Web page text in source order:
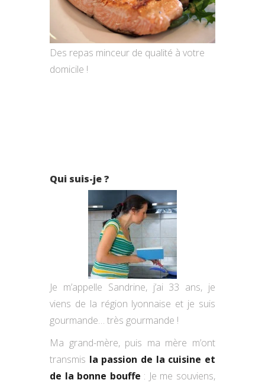
Des repas minceur de qualité à votre
domicile !
Qui suis-je ?
Je m’appelle Sandrine, j’ai 33 ans, je
viens de la région lyonnaise et je suis
gourmande… très gourmande !
Ma grand-mère, puis ma mère m’ont
transmis la passion de la cuisine et
de la bonne bouffe : Je me souviens,